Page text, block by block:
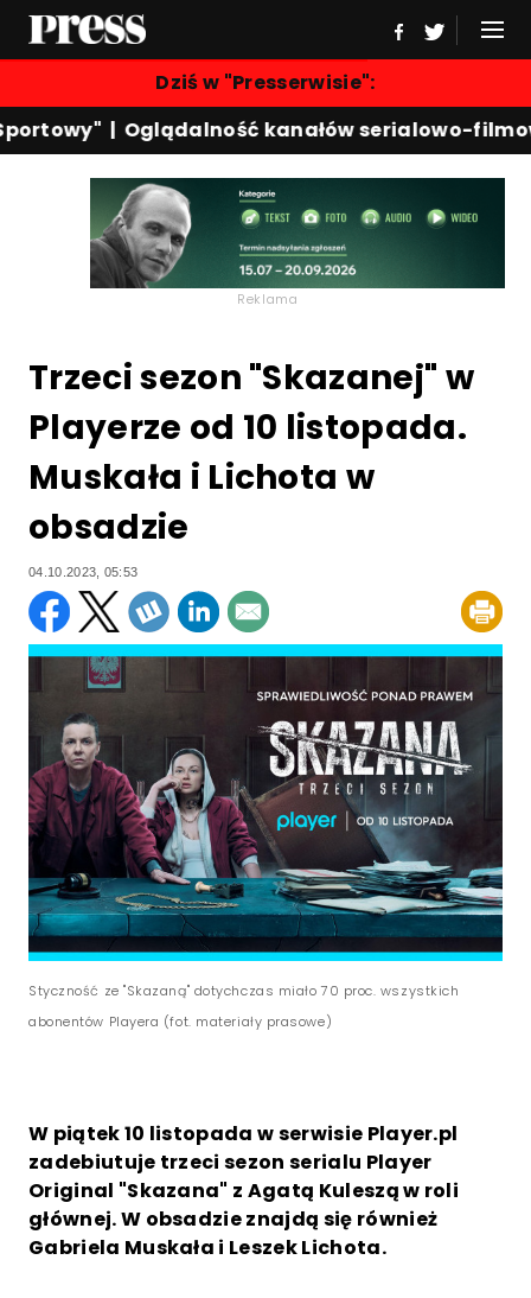
Dziś w "Presserwisie":
|Oglądalność kanałów serialowo-
Reklama
Trzeci sezon "Skazanej" w
Playerze od 10 listopada.
Muskała i Lichota w
obsadzie
04.10.2023, 05:53
Styczność ze "Skazaną" dotychczas miało 70 proc. wszystkich
abonentów Playera (fot. materiały prasowe)
W piątek 10 listopada w serwisie Player.pl
zadebiutuje trzeci sezon serialu Player
Original "Skazana" z Agatą Kuleszą w roli
głównej. W obsadzie znajdą się również
Gabriela Muskała i Leszek Lichota.